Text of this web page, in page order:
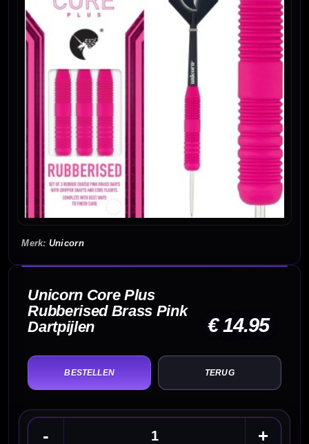
Unicorn
Unicorn Core Plus
Rubberised Brass Pink
Dartpijlen
€ 14.95
TERUG
- +